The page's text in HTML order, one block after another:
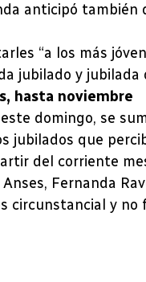
anticipó
“a los más
jubilado y jubilada
hasta noviembre
domingo, se
jubilados que
del corriente
Fernanda
circunstancial y